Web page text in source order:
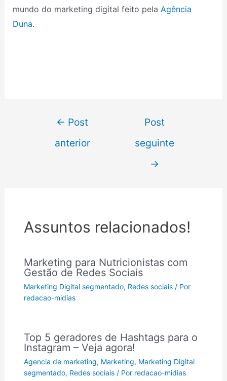
mundo do marketing digital feito pela Agência
Duna.
← Post
anterior
Post
seguinte
→
Assuntos relacionados!
Marketing para Nutricionistas com
Gestão de Redes Sociais
Marketing Digital segmentado, Redes sociais / Por
redacao-midias
Top 5 geradores de Hashtags para o
Instagram – Veja agora!
Agencia de marketing, Marketing, Marketing Digital
segmentado, Redes sociais / Por redacao-midias